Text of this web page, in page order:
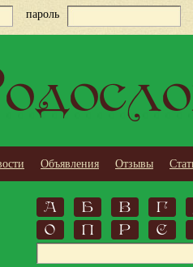
пароль
Объявления Отзывы
А Б В
Г
О
П Р С